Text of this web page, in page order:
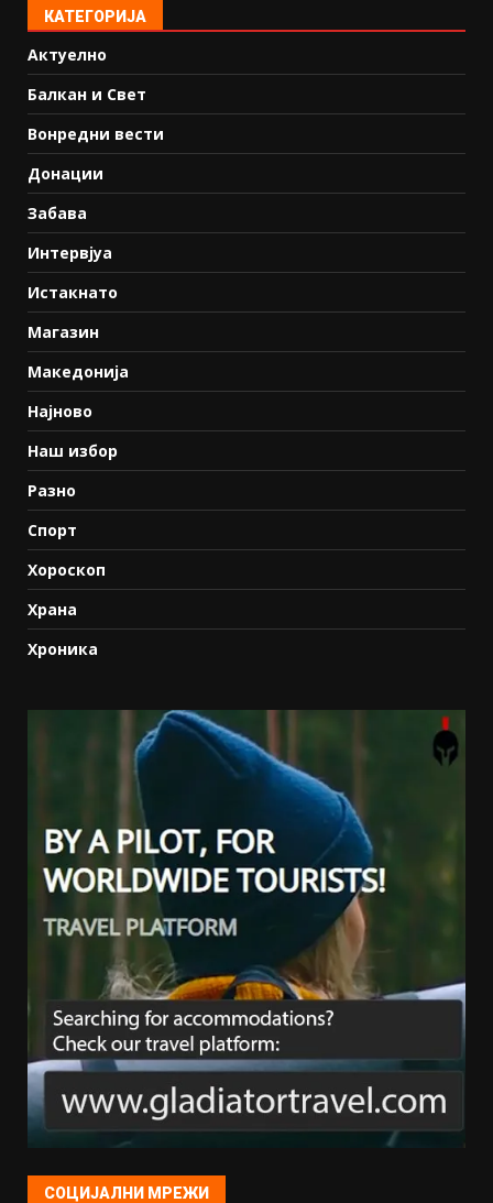
КАТЕГОРИЈА
Актуелно
Балкан и Свет
Вонредни вести
Донации
Забава
Интервјуа
Истакнато
Магазин
Македонија
Најново
Наш избор
Разно
Спорт
Хороскоп
Храна
Хроника
СОЦИЈАЛНИ МРЕЖИ